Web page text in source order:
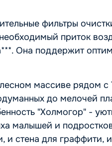
фильтры
приток
Она поддержит
массиве рядом с
до мелочей
"Холмогор" -
малышей и
стена для граффити,